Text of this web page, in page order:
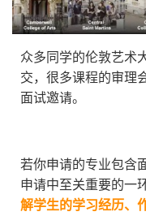
众多同学的伦敦艺术
交，很多课程的审理
面试邀请。
若你申请的专业包含
申请中至关重要的一
解学生的学习经历、